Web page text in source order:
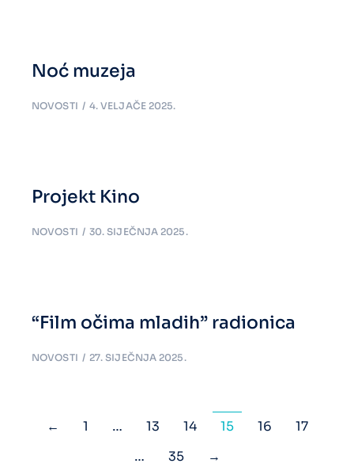
Noć muzeja
NOVOSTI 4. VELJAČE 2025.
Projekt Kino
NOVOSTI 30. SIJEČNJA 2025.
“Film očima mladih” radionica
NOVOSTI 27. SIJEČNJA 2025.
← 1 … 13 14 15 16
17
…
35 →